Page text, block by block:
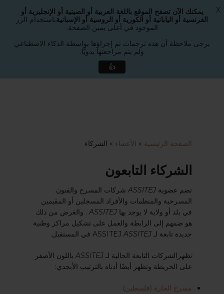
بحث
القائمة
الصفحة الرئيسية » الأعضاء » الشركاء
الشركاء التابعون
تضم عضويةASSITEJ شركات المسرح والفنون
المسرحية والمنظمات والأفراد المسجلين أو المقيمين
في بلد أو ولاية لا يوجد بهاASSITEJ . والغرض من ذلك
هو ضمهم إلى الرابطة والعمل على تشكيل مراكز وطنية
جديدة تابعة لـ ASSITEJASSITEJ في المستقبل.
تظهر الشركات التابعة الحالية لـASSITEJ باللون الأصفر
على الخريطة وتظهر أيضًا أدناه بالترتيب الأبجدي:
مسرح الحارة (فلسطين)
القائمة
يمكنك الآن تصفح الموقع باللغة العربية أو الصينية أو الإنجليزية أو
الفرنسية أو اليابانية أو الكورية أو الروسية أو الإسبانيةباستخدام الزر
الموجود في أعلى يمين الصفحة.
يرجى ملاحظة أن هذه ترجمات تم إجراؤها بواسطة الذكاء الاصطناعي
ولم يتم مراجعتها يدويًّا.
👍
X